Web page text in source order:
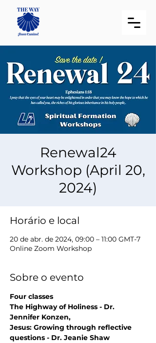
Renewal24
Workshop (April 20,
2024)
Horário e local
20 de abr. de 2024, 09:00 – 11:00 GMT-7
Online Zoom Workshop
Sobre o evento
Four classes
The Highway of Holiness - Dr.
Jennifer Konzen,
Jesus: Growing through reflective
questions - Dr. Jeanie Shaw